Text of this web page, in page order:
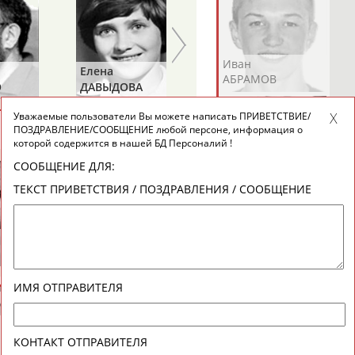
АБРАМОВ
Валерий
АБРАМОВ
Иван
АБРАМОВ
Екатерина
Ирина
АБРАМОВА
АБРАМОВА
АБРАМЯН
Осеп
АБРАМЯН
АБРАРОВ
Елена
ДАВЫДОВА
Татьяна
ДОРОВСКИХ
(САМОЛЕНКО,
ХАМИТОВА))
ВЕСЬ СПИСОК
Уважаемые пользователи Вы можете написать ПРИВЕТСТВИЕ/
ПОЗДРАВЛЕНИЕ/СООБЩЕНИЕ любой персоне, информация о
которой содержится в нашей БД Персоналий !
СООБЩЕНИЕ ДЛЯ:
ТЕКСТ ПРИВЕТСТВИЯ / ПОЗДРАВЛЕНИЯ / СООБЩЕНИЕ
ИМЯ ОТПРАВИТЕЛЯ
КОНТАКТ ОТПРАВИТЕЛЯ